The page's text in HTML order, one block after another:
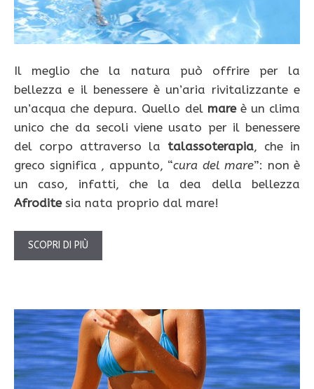
Il meglio che la natura può offrire per la
bellezza e il benessere è un’aria rivitalizzante e
un’acqua che depura. Quello del mareè un clima
unico che da secoli viene usato per il benessere
del corpo attraverso la talassoterapia, che in
greco significa , appunto, “cura del mare”: non è
un caso, infatti, che la dea della bellezza
Afroditesia nata proprio dal mare!
SCOPRI DI PIÙ